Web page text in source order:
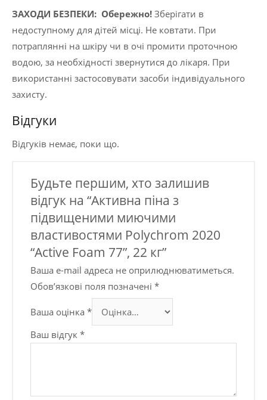
ЗАХОДИ БЕЗПЕКИ: Обережно! Зберігати в
недоступному для дітей місці. Не ковтати. При
потраплянні на шкіру чи в очі промити проточною
водою, за необхідності звернутися до лікаря. При
використанні застосовувати засоби індивідуального
захисту.
Відгуки
Відгуків немає, поки що.
Будьте першим, хто залишив
відгук на “Активна піна з
підвищеними миючими
властивостями Polychrom 2020
“Active Foam 77”, 22 кг”
Ваша e-mail адреса не оприлюднюватиметься.
Обов’язкові поля позначені*
Ваша оцінка*
Ваш відгук*